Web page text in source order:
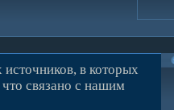
в которых
связано с нашим